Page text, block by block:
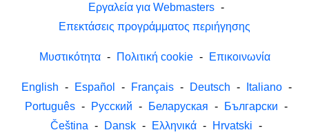
Εργαλεία για Webmasters -
Επεκτάσεις προγράμματος περιήγησης
Μυστικότητα - Πολιτική cookie - Επικοινωνία
English - Español - Français - Deutsch - Italiano -
Português - Русский - Беларуская - Български -
Čeština - Dansk - Ελληνικά - Hrvatski -